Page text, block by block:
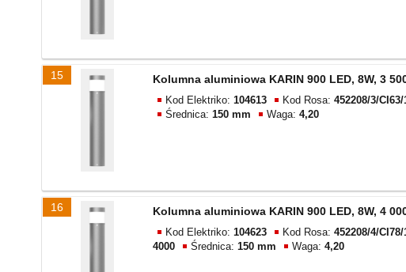
15 Kolumna aluminiowa KARIN 900 LED, 8W, 3
Kod Elektriko: 104613 Kod Rosa: 452208/3/
Średnica: 150 mm Waga: 4,20
16 Kolumna aluminiowa KARIN 900 LED, 8W, 4
Kod Elektriko: 104623 Kod Rosa: 452208/4/
4000
Średnica: 150 mm Waga: 4,20